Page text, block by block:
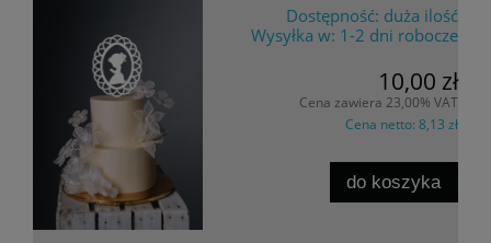
Dostępność: duża ilość
Wysyłka w: 1-2 dni robocze
10,00 zł
Cena zawiera 23,00% VAT
Cena netto: 8,13 zł
do koszyka